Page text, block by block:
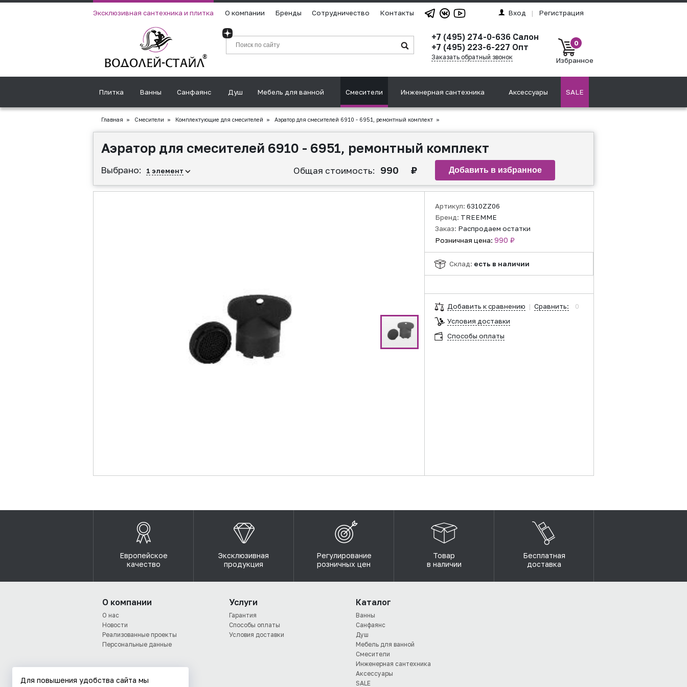
Эксклюзивная сантехника и плитка О компании Бренды Сотрудничество Контакты Вход | Регистрация
+7 (495) 274-0-636 Салон
+7 (495) 223-6-227 Опт
Заказать обратный звонок
0
Избранное
Плитка Ванны Санфаянс Душ Мебель для ванной Смесители Инженерная сантехника Аксессуары SALE
Главная » Смесители » Комплектующие для смесителей » Аэратор для смесителей 6910 - 6951, ремонтный комплект »
Аэратор для смесителей 6910 - 6951, ремонтный комплект
Выбрано: 1 элемент Общая стоимость: 990 ₽
Артикул: 6310ZZ06
Бренд: TREEMME
Заказ: Распродаем остатки
Розничная цена: 990 ₽
Склад: есть в наличии
Добавить к сравнению | Сравнить:
0
Условия доставки
Способы оплаты
Европейское
качество
Эксклюзивная
продукция
Регулирование
розничных цен
Товар
в наличии
Бесплатная
доставка
О компании
О нас
Новости
Реализованные проекты
Персональные данные
Услуги
Гарантия
Способы оплаты
Условия доставки
Каталог
Ванны
Санфаянс
Душ
Мебель для ванной
Смесители
Инженерная сантехника
Аксессуары
SALE
Для повышения удобства сайта мы